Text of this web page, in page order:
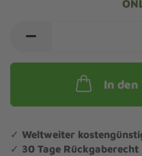
In den
✓ Weltweiter
✓ 30 Tage Rückgaberecht